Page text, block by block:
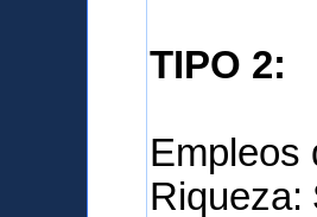
TIPO 2:
Empleos
Riqueza: